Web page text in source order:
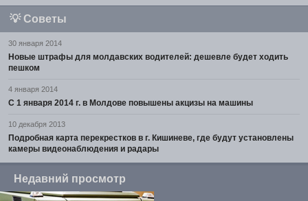
💡 Советы
30 января 2014
Новые штрафы для молдавских водителей: дешевле будет ходить
пешком
4 января 2014
С 1 января 2014 г. в Молдове повышены акцизы на машины
10 декабря 2013
Подробная карта перекрестков в г. Кишиневе, где будут установлены
камеры видеонаблюдения и радары
Недавний просмотр